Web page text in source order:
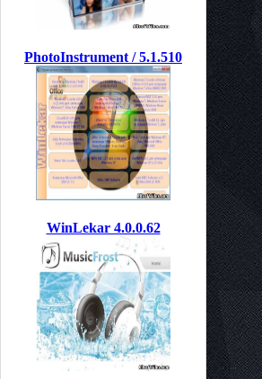
PhotoInstrument / 5.1.510
WinLekar 4.0.0.62